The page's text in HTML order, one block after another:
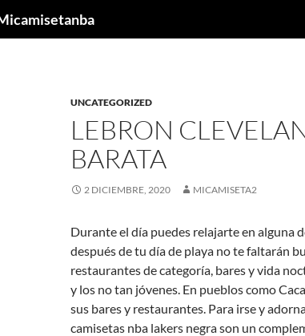
UNCATEGORIZED
LEBRON
BARATA
2 DICIEMBRE, 2020 MICAMISETA2
Durante el día puedes relajarte en alguna
después de tu día de playa no te faltarán
restaurantes de categoría, bares y vida
y los no tan jóvenes. En pueblos como
sus bares y restaurantes. Para irse y
camisetas nba lakers negra son un